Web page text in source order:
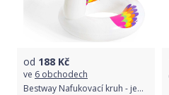
od 188 Kč
ve 6 obchodech
Bestway Nafukovací kruh - jednorožec, 119 x 91 cm